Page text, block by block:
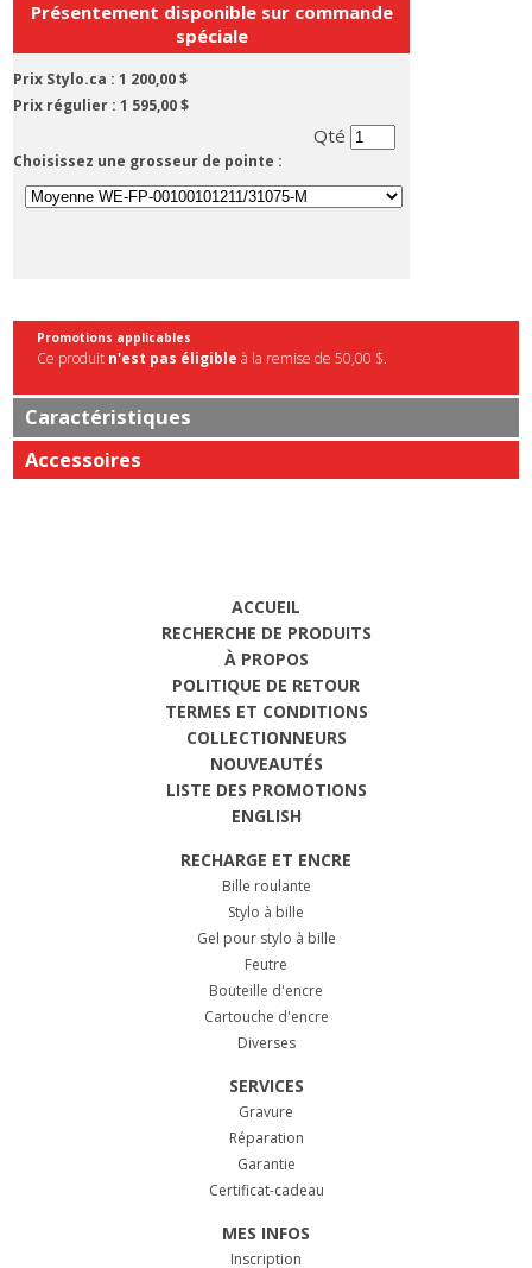
Présentement disponible sur commande
spéciale
Prix Stylo.ca :1 200,00 $
Prix régulier :1 595,00 $
Qté
Choisissez une grosseur de pointe :
Promotions applicables
Ce produit n'est pas éligible à la remise de 50,00 $.
Caractéristiques
Accessoires
ACCUEIL
RECHERCHE DE PRODUITS
À PROPOS
POLITIQUE DE RETOUR
TERMES ET CONDITIONS
COLLECTIONNEURS
NOUVEAUTÉS
LISTE DES PROMOTIONS
ENGLISH
RECHARGE ET ENCRE
Bille roulante
Stylo à bille
Gel pour stylo à bille
Feutre
Bouteille d'encre
Cartouche d'encre
Diverses
SERVICES
Gravure
Réparation
Garantie
Certificat-cadeau
MES INFOS
Inscription